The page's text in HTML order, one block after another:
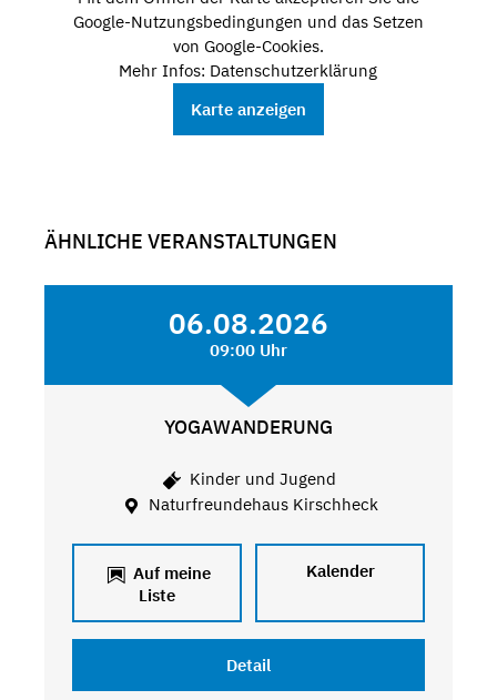
Google-Nutzungsbedingungen und das Setzen
von Google-Cookies.
Mehr Infos: Datenschutzerklärung
Karte anzeigen
ÄHNLICHE VERANSTALTUNGEN
06.08.2026
09:00 Uhr
YOGAWANDERUNG
Kinder und Jugend
Naturfreundehaus Kirschheck
Auf meine
Liste
Kalender
Detail